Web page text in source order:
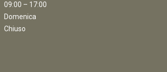
09:00 – 17:00
Domenica
Chiuso